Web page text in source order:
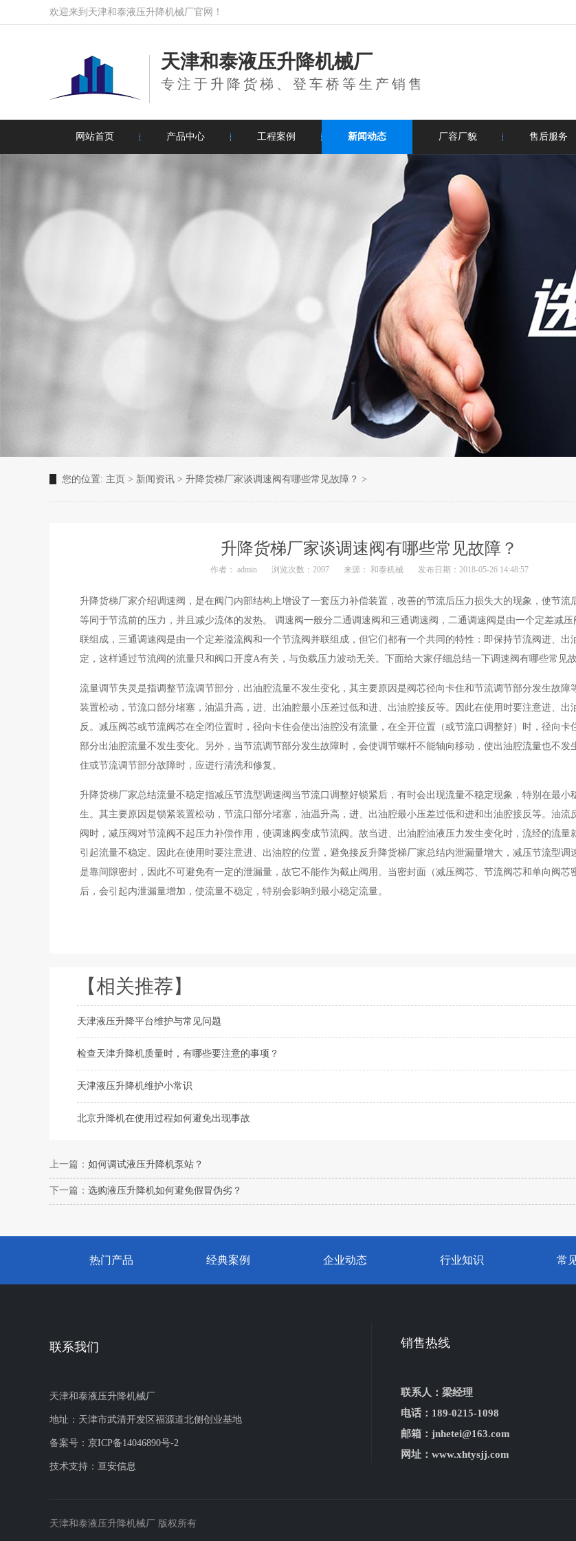
欢迎来到天津和泰液压升降机械厂官网！
天津和泰液压升降机械厂
专注于升降货梯、登车桥等生产销售
网站首页 产品中心 工程案例 新闻动态 厂容厂貌 售后服务
您的位置: 主页 > 新闻资讯 > 升降货梯厂家谈调速阀有哪些常见故障？ >
升降货梯厂家谈调速阀有哪些常见故障？
作者： admin 浏览次数：2097 来源： 和泰机械 发布日期：2018-05-26 14:48:57
升降货梯厂家介绍调速阀，是在阀门内部结构上增设了一套压力补偿装置，改善的节流后压力损失大的现象，使节流
等同于节流前的压力，并且减少流体的发热。 调速阀一般分二通调速阀和三通调速阀，二通调速阀是由一个定差减压
联组成，三通调速阀是由一个定差溢流阀和一个节流阀并联组成，但它们都有一个共同的特性：即保持节流阀进、出
定，这样通过节流阀的流量只和阀口开度A有关，与负载压力波动无关。下面给大家仔细总结一下调速阀有哪些常见
流量调节失灵是指调整节流调节部分，出油腔流量不发生变化，其主要原因是阀芯径向卡住和节流调节部分发生故障
装置松动，节流口部分堵塞，油温升高，进、出油腔最小压差过低和进、出油腔接反等。因此在使用时要注意进、出
反。减压阀芯或节流阀芯在全闭位置时，径向卡住会使出油腔没有流量，在全开位置（或节流口调整好）时，径向卡
部分出油腔流量不发生变化。另外，当节流调节部分发生故障时，会使调节螺杆不能轴向移动，使出油腔流量也不发
住或节流调节部分故障时，应进行清洗和修复。
升降货梯厂家总结流量不稳定指减压节流型调速阀当节流口调整好锁紧后，有时会出现流量不稳定现象，特别在最小
生。其主要原因是锁紧装置松动，节流口部分堵塞，油温升高，进、出油腔最小压差过低和进和出油腔接反等。油流
阀时，减压阀对节流阀不起压力补偿作用，使调速阀变成节流阀。故当进、出油腔油液压力发生变化时，流经的流量
引起流量不稳定。因此在使用时要注意进、出油腔的位置，避免接反升降货梯厂家总结内泄漏量增大，减压节流型调
是靠间隙密封，因此不可避免有一定的泄漏量，故它不能作为截止阀用。当密封面（减压阀芯、节流阀芯和单向阀芯
后，会引起内泄漏量增加，使流量不稳定，特别会影响到最小稳定流量。
【相关推荐】
天津液压升降平台维护与常见问题
检查天津升降机质量时，有哪些要注意的事项？
天津液压升降机维护小常识
北京升降机在使用过程如何避免出现事故
上一篇： 如何调试液压升降机泵站？
下一篇： 选购液压升降机如何避免假冒伪劣？
热门产品 经典案例 企业动态 行业知识 常
联系我们
天津和泰液压升降机械厂
地址：天津市武清开发区福源道北侧创业基地
备案号： 京ICP备14046890号-2
技术支持： 亘安信息
销售热线
联系人：梁经理
电话：189-0215-1098
邮箱：jnhetei@163.com
网址：www.xhtysjj.com
天津和泰液压升降机械厂 版权所有